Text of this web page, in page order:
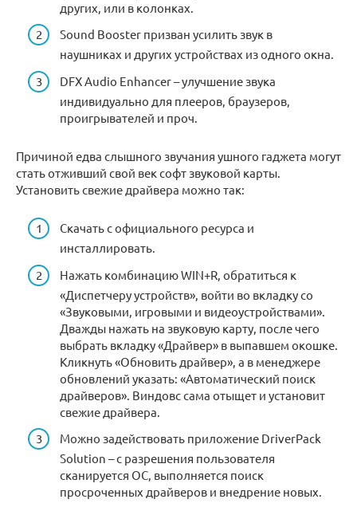
других, или в колонках.
Sound Booster призван усилить звук в
наушниках и других устройствах из одного окна.
DFX Audio Enhancer – улучшение звука
индивидуально для плееров, браузеров,
проигрывателей и проч.
Причиной едва слышного звучания ушного гаджета могут
стать отживший свой век софт звуковой карты.
Установить свежие драйвера можно так:
Скачать с официального ресурса и
инсталлировать.
Нажать комбинацию WIN+R, обратиться к
«Диспетчеру устройств», войти во вкладку со
«Звуковыми, игровыми и видеоустройствами».
Дважды нажать на звуковую карту, после чего
выбрать вкладку «Драйвер» в выпавшем окошке.
Кликнуть «Обновить драйвер», а в менеджере
обновлений указать: «Автоматический поиск
драйверов». Виндовс сама отыщет и установит
свежие драйвера.
Можно задействовать приложение DriverPack
Solution – с разрешения пользователя
сканируется ОС, выполняется поиск
просроченных драйверов и внедрение новых.